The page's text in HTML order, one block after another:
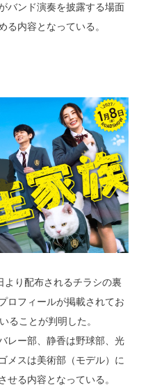
バンド演奏を披露する場面
る内容となっている。
より配布されるチラシの裏
ロフィールが掲載されてお
ることが判明した。
レー部、静香は野球部、光
メスは美術部（モデル）に
せる内容となっている。